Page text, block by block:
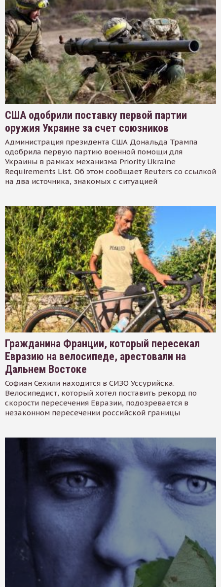
США одобрили поставку первой партии
оружия Украине за счет союзников
Администрация президента США Дональда Трампа
одобрила первую партию военной помощи для
Украины в рамках механизма Priority Ukraine
Requirements List. Об этом сообщает Reuters со ссылкой
на два источника, знакомых с ситуацией
Гражданина Франции, который пересекал
Евразию на велосипеде, арестовали на
Дальнем Востоке
Софиан Сехили находится в СИЗО Уссурийска.
Велосипедист, который хотел поставить рекорд по
скорости пересечения Евразии, подозревается в
незаконном пересечении российской границы